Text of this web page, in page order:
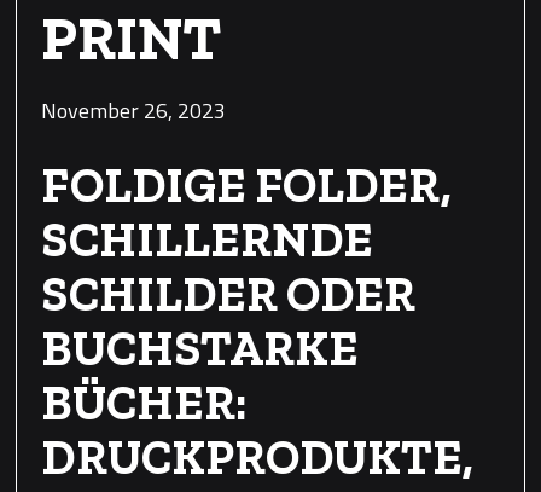
PRINT
November 26, 2023
FOLDIGE FOLDER,
SCHILLERNDE
SCHILDER ODER
BUCHSTARKE
BÜCHER:
DRUCKPRODUKTE,